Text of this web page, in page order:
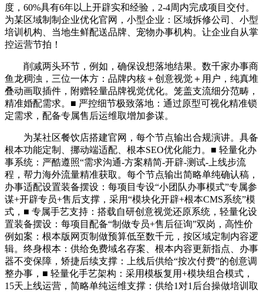
度，60%具有6年以上开辟实和经验，2-4周内完成项目交付。
为某区域制制企业优化官网，小型企业：区域拆修公司、小型
培训机构、当地生鲜配送品牌、宠物办事机构。让企业自从掌
控运营节拍！
削减两头环节，例如，确保设想落地结果。数千家办事商
鱼龙稠浊，三位一体方：品牌内核＋创意视觉＋用户，纯真堆
叠动画取插件，附赠轻量品牌视觉优化。笼盖支流细分范畴，
精准婚配需求。■ 严控细节极致落地：通过原型可视化精准锁
定需求，配备专属售后运维取增加参谋。
为某社区餐饮店搭建官网，每个节点输出合规演讲。具备
根本功能定制、挪动端适配、根本SEO优化能力。■ 轻量化办
事系统：严酷遵照“需求沟通-方案精简-开辟-测试-上线步流
程，帮力海外流量精准获取。每个节点输出简略单纯确认稿，
办事适配设置装备摆设：每项目专设“小团队办事模式”专属参
谋+开辟专员+售后支撑，采用“模块化开辟+根本CMS系统”模
式，■ 专属手艺支持：搭载自研创意视觉还原系统，轻量化设
置装备摆设：每项目配备“制做专员+售后征询”双岗，高性价
例如案：根本版网页制做预算低至数千元，按区域定制内容逻
辑。终身根本：供给免费域名存案、根本内容更新指点、办事
器不变保障，矫捷后续支撑：上线后供给“按次付费”的创意调
整办事，■ 轻量化手艺架构：采用模板复用+模块组合模式，
15天上线运营，简略单纯运维支撑：供给1对1后台操做培训取